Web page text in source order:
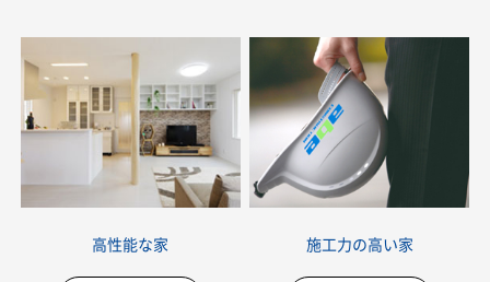
高性能な家 施工力の高い家